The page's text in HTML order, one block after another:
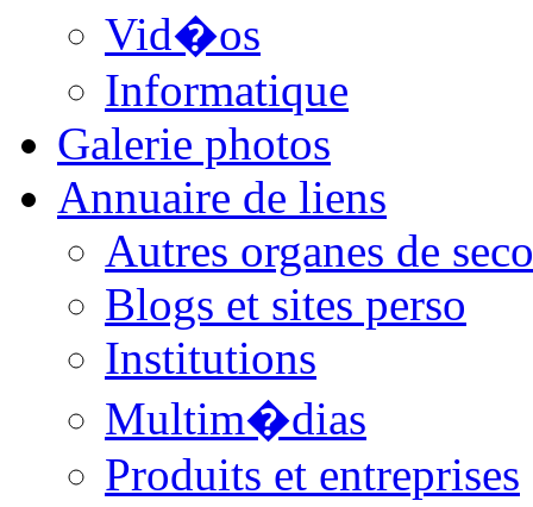
Vid�os
Informatique
Galerie photos
Annuaire de liens
Autres organes de
Blogs et sites perso
Institutions
Multim�dias
Produits et entreprises